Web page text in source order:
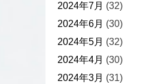
2024年7月 (32)
2024年6月 (30)
2024年5月 (32)
2024年4月 (30)
2024年3月 (31)